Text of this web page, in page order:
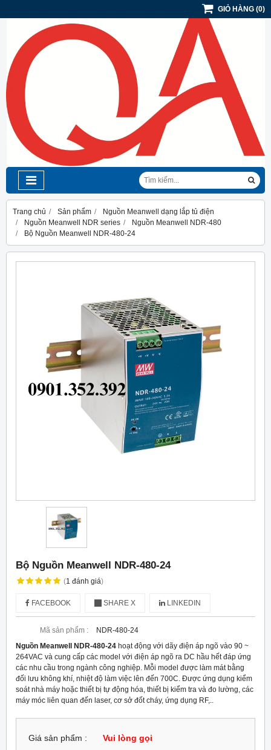
GIỎ HÀNG (0)
Trang chủ Sản phẩm
Nguồn Meanwell dạng lắp tủ điện
Nguồn Meanwell NDR series
Nguồn Meanwell NDR-480
Bộ Nguồn Meanwell NDR-480-24
Bộ Nguồn Meanwell NDR-480-24
(1 đánh giá)
FACEBOOK SHARE X LINKEDIN
Mã sản phẩm :
NDR-480-24
Nguồn Meanwell NDR-480-24 hoạt động với dãy điện áp ngõ vào 90 ~
264VAC và cung cấp các model với điện áp ngõ ra DC hầu hết đáp ứng
các nhu cầu trong ngành công nghiệp. Mỗi model được làm mát bằng
đối lưu không khí, nhiệt độ làm việc lên đến 700C. Được ứng dụng kiểm
soát nhà máy hoặc thiết bị tự động hóa, thiết bị kiểm tra và đo lường, các
máy móc liên quan đến laser, cơ sở đốt cháy, ứng dụng RF,..
Giá sản phẩm : Vui lòng gọi